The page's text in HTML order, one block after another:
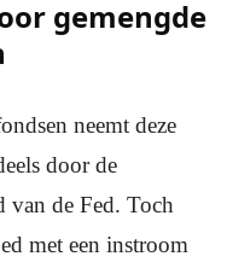
gemengde
neemt deze
door de
van de Fed. Toch
met een instroom